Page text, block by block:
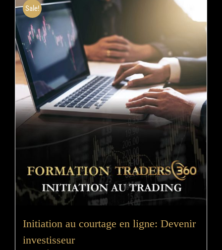
Sale!
Initiation au courtage en ligne: Devenir
investisseur